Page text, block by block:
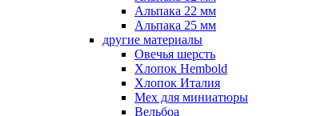
Альпака 22 мм
Альпака 25 мм
другие материалы
Овечья шерсть
Хлопок Hembold
Хлопок Италия
Мех для миниатюры
Вельбоа